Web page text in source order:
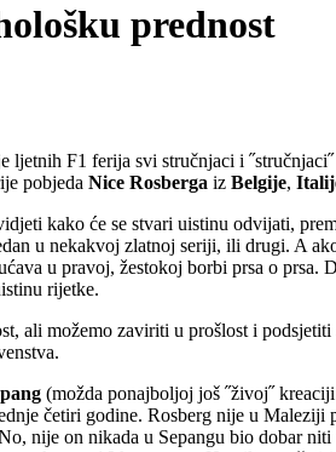
prednost
ljetnih F1 ferija svi stručnjaci i
pobjeda Nice Rosberga iz Belgije,
kako će se stvari uistinu odvijati,
u nekakvoj zlatnoj seriji, ili drugi. A
u pravoj, žestokoj borbi prsa o
rijetke.
ali možemo zaviriti u prošlost i
(možda ponajboljoj još ˝živoj˝ kreaciji
četiri godine. Rosberg nije u Maleziji
nije on nikada u Sepangu bio dobar